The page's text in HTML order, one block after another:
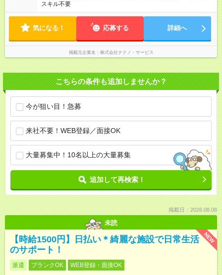
スキル不要
気になる！ 応募する 詳細へ
掲載元企業名 株式会社テクノ・サービス
こちらの条件も追加しませんか？
今が狙い目！急募
来社不要！WEB登録／面接OK
大量募集中！10名以上の大量募集
追加して再検索！
掲載日：2026.08.08
未読
NEW
【時給1500円】日払い＊綺麗な施設で日常生活
のサポート！
派遣 ブランクOK WEB登録・面接OK